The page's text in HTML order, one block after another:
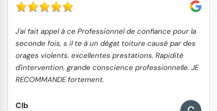
J'ai fait appel à ce Professionnel de confiance pour la
seconde fois, s il te à un dégat toiture causé par des
orages violents. excellentes prestations. Rapidité
d'intervention, grande conscience professionnelle. JE
RECOMMANDE fortement.
Clb